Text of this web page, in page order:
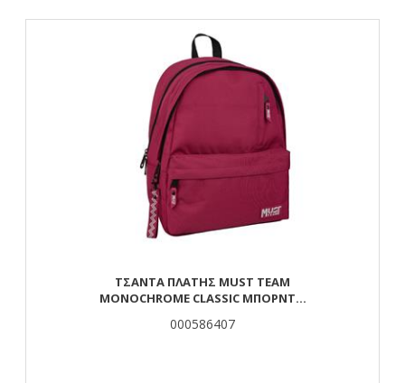
ΤΣΆΝΤΑ ΠΛΆΤΗΣ MUST TEAM
MONOCHROME CLASSIC ΜΠΟΡΝΤΌ
000586407